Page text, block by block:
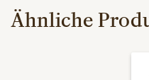
Ähnliche